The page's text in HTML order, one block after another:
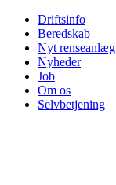
Driftsinfo
Beredskab
Nyt renseanlæg
Nyheder
Job
Om os
Selvbetjening